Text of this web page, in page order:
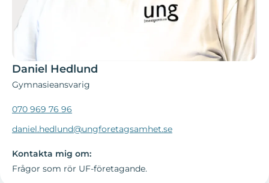
Daniel Hedlund
Gymnasieansvarig
070 969 76 96
daniel.hedlund@ungforetagsamhet.se
Kontakta mig om:
Frågor som rör UF-företagande.